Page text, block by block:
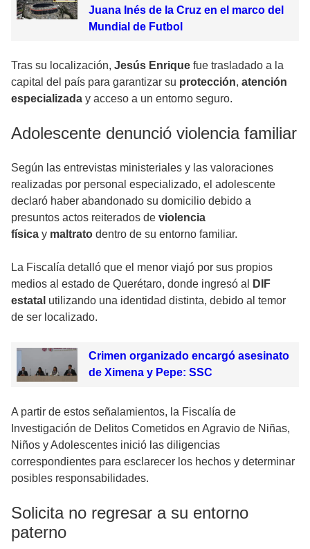
Juana Inés de la Cruz en el marco del
Mundial de Futbol
Tras su localización, Jesús Enrique fue trasladado a la
capital del país para garantizar su protección, atención
especializada y acceso a un entorno seguro.
Adolescente denunció violencia familiar
Según las entrevistas ministeriales y las valoraciones
realizadas por personal especializado, el adolescente
declaró haber abandonado su domicilio debido a
presuntos actos reiterados de violencia
física y maltrato dentro de su entorno familiar.
La Fiscalía detalló que el menor viajó por sus propios
medios al estado de Querétaro, donde ingresó al
DIF
estatal utilizando una identidad distinta, debido al temor
de ser localizado.
Crimen organizado encargó asesinato
de Ximena y Pepe: SSC
A partir de estos señalamientos, la Fiscalía de
Investigación de Delitos Cometidos en Agravio de Niñas,
Niños y Adolescentes inició las diligencias
correspondientes para esclarecer los hechos y determinar
posibles responsabilidades.
Solicita no regresar a su entorno
paterno